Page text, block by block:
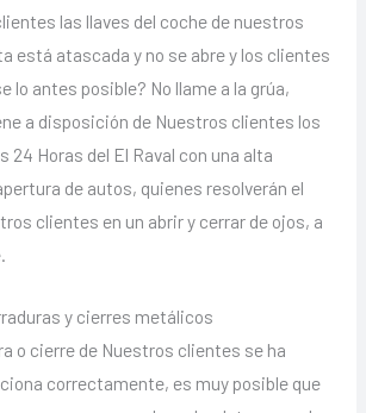
las llaves del coche de nuestros
está atascada y no se abre y los clientes
lo antes posible? No llame a la grúa,
a disposición de Nuestros clientes los
24 Horas del El Raval con una alta
de autos, quienes resolverán el
clientes en un abrir y cerrar de ojos, a
y cierres metálicos
o cierre de Nuestros clientes se ha
correctamente, es muy posible que